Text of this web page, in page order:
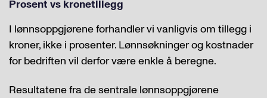
Prosent vs kronetillegg
I lønnsoppgjørene forhandler vi vanligvis om tillegg i
kroner, ikke i prosenter. Lønnsøkninger og kostnader
for bedriften vil derfor være enkle å beregne.
Resultatene fra de sentrale lønnsoppgjørene